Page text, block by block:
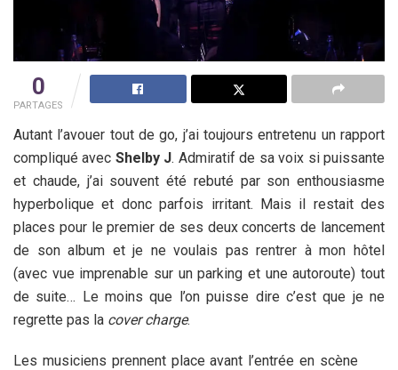
0
PARTAGES
Autant l’avouer tout de go, j’ai toujours entretenu un rapport
compliqué avec Shelby J. Admiratif de sa voix si puissante
et chaude, j’ai souvent été rebuté par son enthousiasme
hyperbolique et donc parfois irritant. Mais il restait des
places pour le premier de ses deux concerts de lancement
de son album et je ne voulais pas rentrer à mon hôtel
(avec vue imprenable sur un parking et une autoroute) tout
de suite… Le moins que l’on puisse dire c’est que je ne
regrette pas la cover charge.
Les musiciens prennent place avant l’entrée en scène